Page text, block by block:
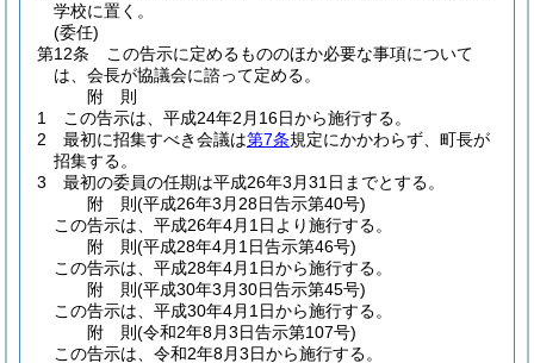
学校に置く。
(委任)
第12条
この告示に定めるもののほか必要な事項について
は、会長が協議会に諮って定める。
附 則
1
この告示は、平成24年2月16日から施行する。
2
最初に招集すべき会議は第7条規定にかかわらず、町長が
招集する。
3
最初の委員の任期は平成26年3月31日までとする。
附 則(平成26年3月28日告示第40号)
この告示は、平成26年4月1日より施行する。
附 則(平成28年4月1日告示第46号)
この告示は、平成28年4月1日から施行する。
附 則(平成30年3月30日告示第45号)
この告示は、平成30年4月1日から施行する。
附 則(令和2年8月3日告示第107号)
この告示は、令和2年8月3日から施行する。